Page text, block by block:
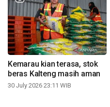
Kemarau kian terasa, stok
beras Kalteng masih aman
30 July 2026 23:11 WIB